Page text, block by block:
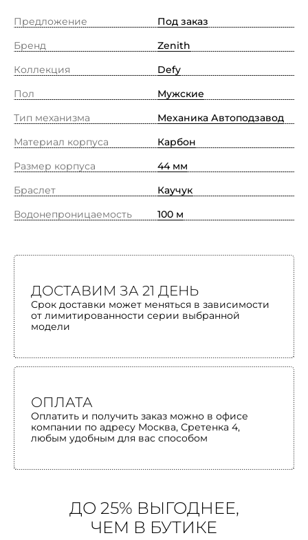
Предложение
Под заказ
Бренд
Zenith
Коллекция
Defy
Пол
Мужские
Тип механизма
Механика Автоподзавод
Материал корпуса
Карбон
Размер корпуса
44 мм
Браслет
Каучук
Водонепроницаемость
100 м
ДОСТАВИМ ЗА 21 ДЕНЬ
Срок доставки может меняться в зависимости
от лимитированности серии выбранной
модели
ОПЛАТА
Оплатить и получить заказ можно в офисе
компании по адресу Москва, Сретенка 4,
любым удобным для вас способом
ДО 25% ВЫГОДНЕЕ,
ЧЕМ В БУТИКЕ